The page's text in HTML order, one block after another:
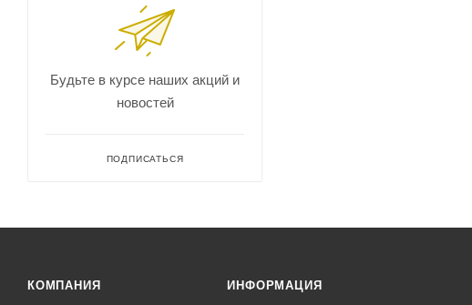
Будьте в курсе наших акций и
новостей
ПОДПИСАТЬСЯ
КОМПАНИЯ ИНФОРМАЦИЯ